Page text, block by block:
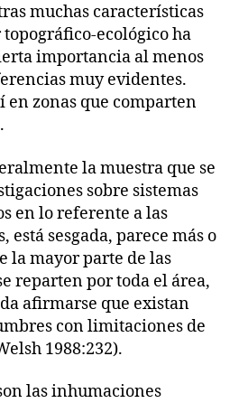
muchas características
ecológico ha
importancia al menos
muy evidentes.
en zonas que comparten
la muestra que se
sobre sistemas
en lo referente a las
está sesgada, parece más o
la mayor parte de las
reparten por toda el área,
afirmarse que existan
con limitaciones de
1988:232).
las inhumaciones